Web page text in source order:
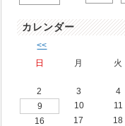
カレンダー
<<
日 月 火
2
3 4
9
10 11
16
17 18